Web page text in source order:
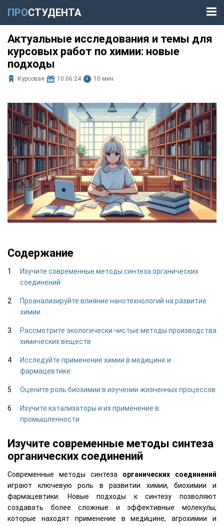
ПРОСТУДЕНТА
Актуальные исследования и темы для
курсовых работ по химии: новые
подходы
Курсовая 10.06.24 10 мин.
Содержание
Изучите современные методы синтеза органических
соединений
Проанализируйте влияние нанотехнологий на развитие
химии
Рассмотрите экологически чистые методы производства
химических веществ
Исследуйте применение химии в медицине и
фармацевтике
Оцените роль биохимии в изучении жизненных процессов
Изучите катализаторы и их применение в
промышленности
Изучите современные методы синтеза
органических соединений
Современные методы синтеза органических соединений
играют ключевую роль в развитии химии, биохимии и
фармацевтики. Новые подходы к синтезу позволяют
создавать более сложные и эффективные молекулы,
которые находят применение в медицине, агрохимии и